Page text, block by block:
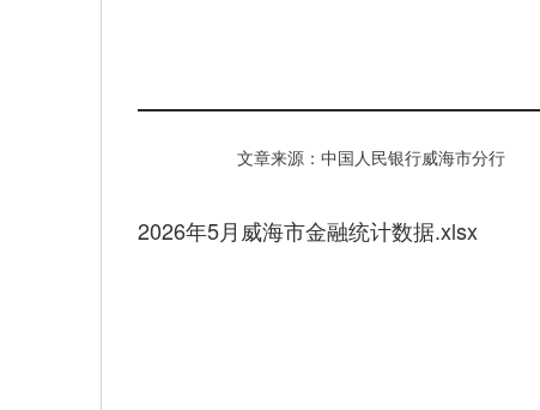
文章来源：中国人民银行威海市分行
2026年5月威海市金融统计数据.xlsx